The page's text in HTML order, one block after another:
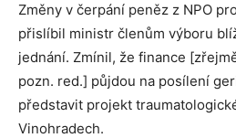
Změny v čerpání peněz z NPO
přislíbil ministr členům výboru
jednání. Zmínil, že finance
pozn. red.] půjdou na posílení
představit projekt
Vinohradech.